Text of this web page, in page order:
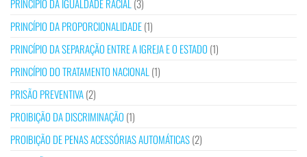
PRINCÍPIO DA IGUALDADE RACIAL (3)
PRINCÍPIO DA PROPORCIONALIDADE(1)
PRINCÍPIO DA SEPARAÇÃO ENTRE A IGREJA E O ESTADO (1)
PRINCÍPIO DO TRATAMENTO NACIONAL (1)
PRISÃO PREVENTIVA(2)
PROIBIÇÃO DA DISCRIMINAÇÃO (1)
PROIBIÇÃO DE PENAS ACESSÓRIAS AUTOMÁTICAS(2)